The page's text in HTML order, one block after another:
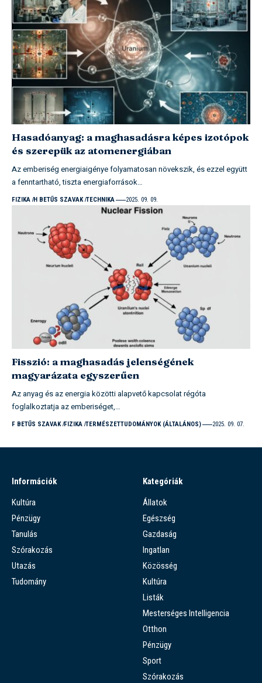
Hasadóanyag: a maghasadásra képes izotópok
és szerepük az atomenergiában
Az emberiség energiaigénye folyamatosan növekszik, és ezzel együtt
a fenntartható, tiszta energiaforrások…
FIZIKA H BETŰS SZAVAK TECHNIKA 2025. 09. 09.
Fisszió: a maghasadás jelenségének
magyarázata egyszerűen
Az anyag és az energia közötti alapvető kapcsolat régóta
foglalkoztatja az emberiséget,…
F BETŰS SZAVAK FIZIKA TERMÉSZETTUDOMÁNYOK (ÁLTALÁNOS) 2025. 09. 07.
Információk
Kultúra
Pénzügy
Tanulás
Szórakozás
Utazás
Tudomány
Kategóriák
Állatok
Egészség
Gazdaság
Ingatlan
Közösség
Kultúra
Listák
Mesterséges Intelligencia
Otthon
Pénzügy
Sport
Szórakozás